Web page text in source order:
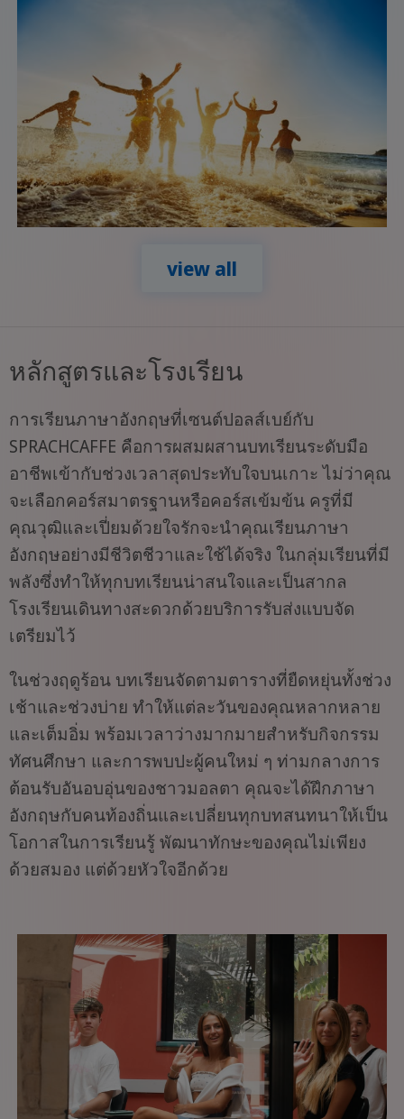
view all
หลักสูตรและโรงเรียน
การเรียนภาษาอังกฤษที่เซนต์ปอลส์เบย์กับ
SPRACHCAFFE คือการผสมผสานบทเรียนระดับมือ
อาชีพเข้ากับช่วงเวลาสุดประทับใจบนเกาะ ไม่ว่าคุณ
จะเลือกคอร์สมาตรฐานหรือคอร์สเข้มข้น ครูที่มี
คุณวุฒิและเปี่ยมด้วยใจรักจะนำคุณเรียนภาษา
อังกฤษอย่างมีชีวิตชีวาและใช้ได้จริง ในกลุ่มเรียนที่มี
พลังซึ่งทำให้ทุกบทเรียนน่าสนใจและเป็นสากล
โรงเรียนเดินทางสะดวกด้วยบริการรับส่งแบบจัด
เตรียมไว้
ในช่วงฤดูร้อน บทเรียนจัดตามตารางที่ยืดหยุ่นทั้งช่วง
เช้าและช่วงบ่าย ทำให้แต่ละวันของคุณหลากหลาย
และเต็มอิ่ม พร้อมเวลาว่างมากมายสำหรับกิจกรรม
ทัศนศึกษา และการพบปะผู้คนใหม่ ๆ ท่ามกลางการ
ต้อนรับอันอบอุ่นของชาวมอลตา คุณจะได้ฝึกภาษา
อังกฤษกับคนท้องถิ่นและเปลี่ยนทุกบทสนทนาให้เป็น
โอกาสในการเรียนรู้ พัฒนาทักษะของคุณไม่เพียง
ด้วยสมอง แต่ด้วยหัวใจอีกด้วย